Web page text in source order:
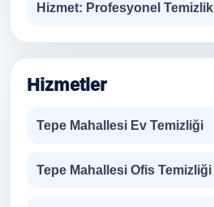
Hizmet: Profesyonel Temizlik
Hizmetler
Tepe Mahallesi Ev Temizliği
Tepe Mahallesi Ofis Temizliği